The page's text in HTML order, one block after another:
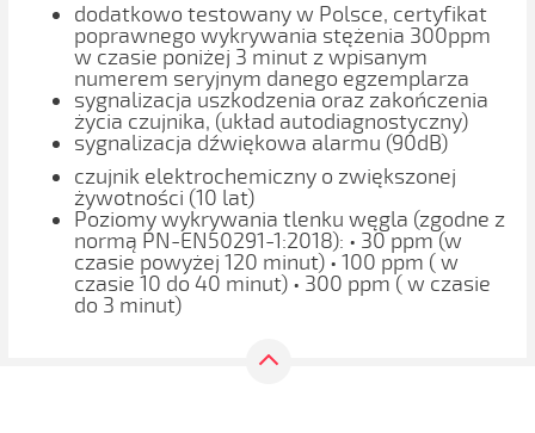
dodatkowo testowany w Polsce, certyfikat
poprawnego wykrywania stężenia 300ppm
w czasie poniżej 3 minut z wpisanym
numerem seryjnym danego egzemplarza
sygnalizacja uszkodzenia oraz zakończenia
życia czujnika, (układ autodiagnostyczny)
sygnalizacja dźwiękowa alarmu (90dB)
czujnik elektrochemiczny o zwiększonej
żywotności (10 lat)
Poziomy wykrywania tlenku węgla (zgodne z
normą PN-EN50291-1:2018): • 30 ppm (w
czasie powyżej 120 minut) • 100 ppm ( w
czasie 10 do 40 minut) • 300 ppm ( w czasie
do 3 minut)